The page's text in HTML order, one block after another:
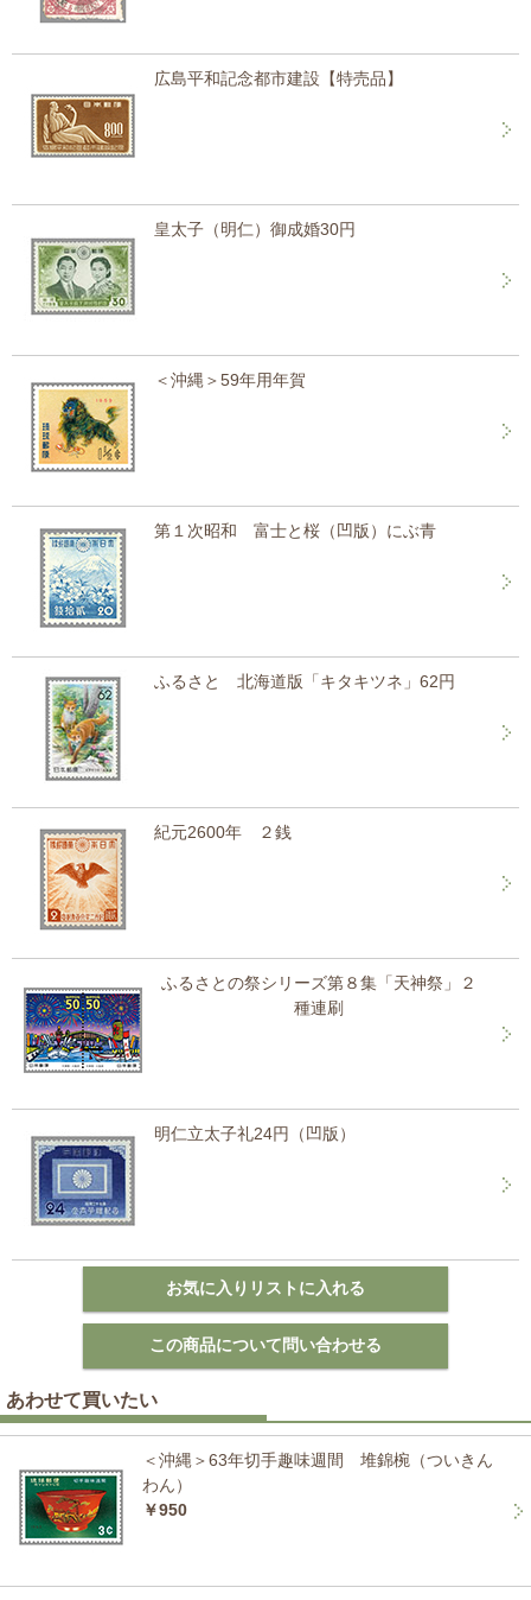
広島平和記念都市建設【特売品】
皇太子（明仁）御成婚30円
＜沖縄＞59年用年賀
第１次昭和 富士と桜（凹版）にぶ青
ふるさと 北海道版「キタキツネ」62円
紀元2600年 ２銭
ふるさとの祭シリーズ第８集「天神祭」２
種連刷
明仁立太子礼24円（凹版）
あわせて買いたい
＜沖縄＞63年切手趣味週間 堆錦椀（ついきん
わん）
￥950